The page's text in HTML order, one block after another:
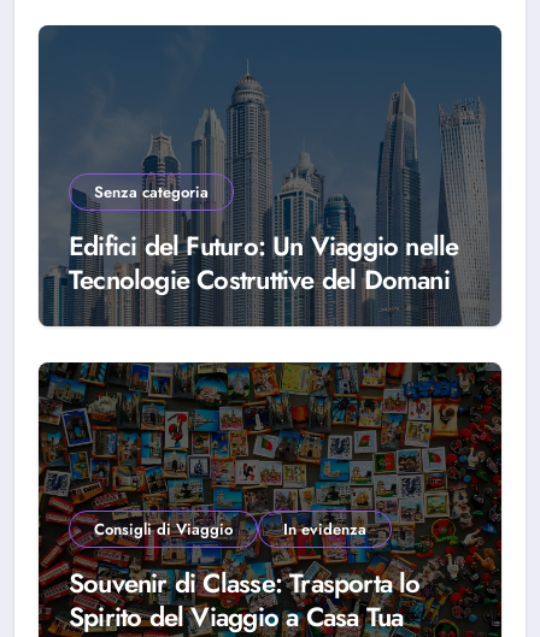
Senza categoria
Edifici del Futuro: Un Viaggio nelle
Tecnologie Costruttive del Domani
Consigli di Viaggio In evidenza
Souvenir di Classe: Trasporta lo
Spirito del Viaggio a Casa Tua